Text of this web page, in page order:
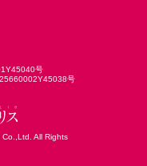
号
号
All Rights